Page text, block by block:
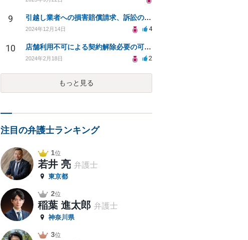
9 引越し業者への損害賠償請求、訴訟の可否と金額は？
2024年12月14日 4
10 店舗利用不可による契約解除必要の可否及び返金に関する問い合わせ
2024年2月18日 2
もっと見る
注目の弁護士ランキング
1位
若井 亮 弁護士
東京都
2位
稲葉 進太郎 弁護士
神奈川県
3位